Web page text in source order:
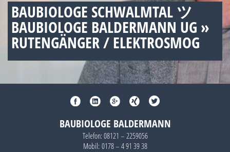
BAUBIOLOGE SCHWALMTAL ツ
BAUBIOLOGE BALDERMANN UG »
RUTENGÄNGER / ELEKTROSMOG
BAUBIOLOGE BALDERMANN
Telefon: 08121 – 2259056
Mobil: 0178 – 4 91 39 38